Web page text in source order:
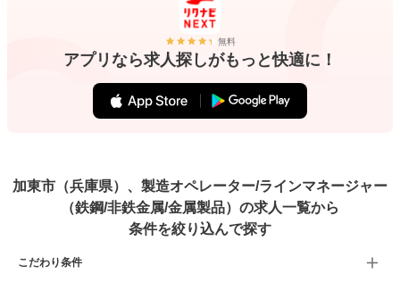
無料
アプリなら求人探しがもっと快適に！
加東市（兵庫県）、製造オペレーター/ラインマネージャー
（鉄鋼/非鉄金属/金属製品）の求人一覧から
条件を絞り込んで探す
こだわり条件